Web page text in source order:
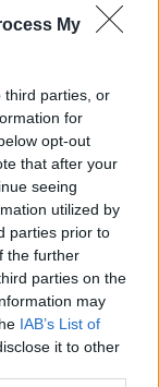
My
third parties, or
for
opt-out
that after your
seeing
utilized by
parties prior to
the further
parties on the
may
IAB’s List of
it to other
nella
normativa
dei miei dati